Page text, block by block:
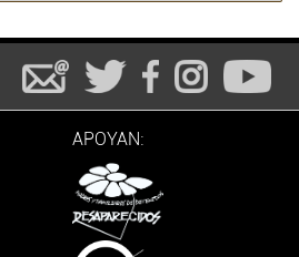
APOYAN: